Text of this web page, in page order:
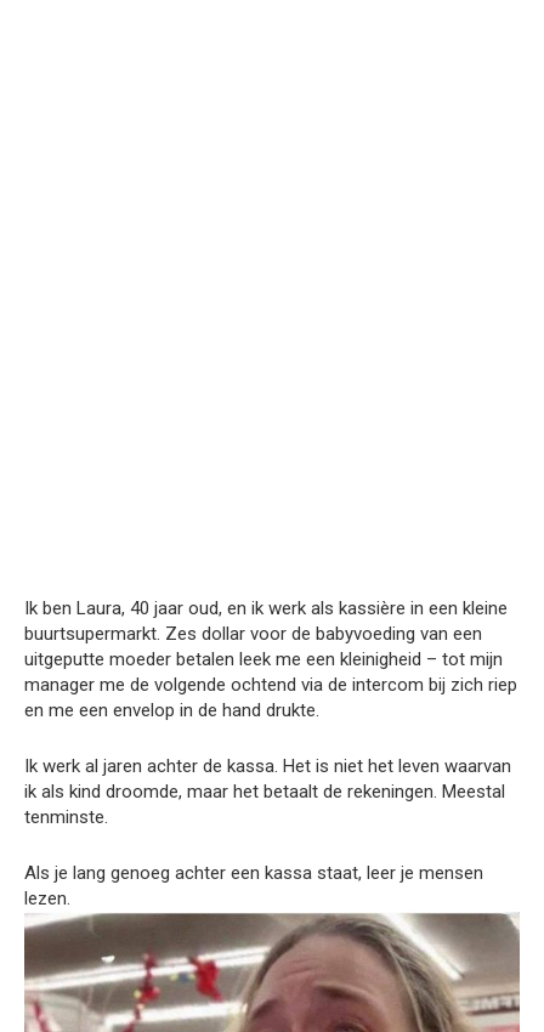
Ik ben Laura, 40 jaar oud, en ik werk als kassière in een kleine
buurtsupermarkt. Zes dollar voor de babyvoeding van een
uitgeputte moeder betalen leek me een kleinigheid – tot mijn
manager me de volgende ochtend via de intercom bij zich riep
en me een envelop in de hand drukte.
Ik werk al jaren achter de kassa. Het is niet het leven waarvan
ik als kind droomde, maar het betaalt de rekeningen. Meestal
tenminste.
Als je lang genoeg achter een kassa staat, leer je mensen
lezen.